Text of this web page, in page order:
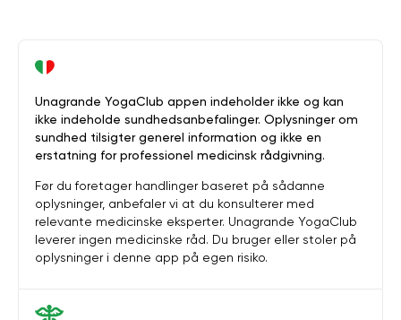
Unagrande YogaClub appen indeholder ikke og kan
ikke indeholde sundhedsanbefalinger. Oplysninger om
sundhed tilsigter generel information og ikke en
erstatning for professionel medicinsk rådgivning.
Før du foretager handlinger baseret på sådanne
oplysninger, anbefaler vi at du konsulterer med
relevante medicinske eksperter. Unagrande YogaClub
leverer ingen medicinske råd. Du bruger eller stoler på
oplysninger i denne app på egen risiko.